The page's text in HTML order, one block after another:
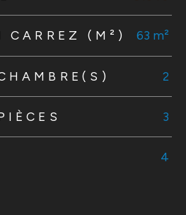
CARREZ (M²) 63 m²
2
3
4